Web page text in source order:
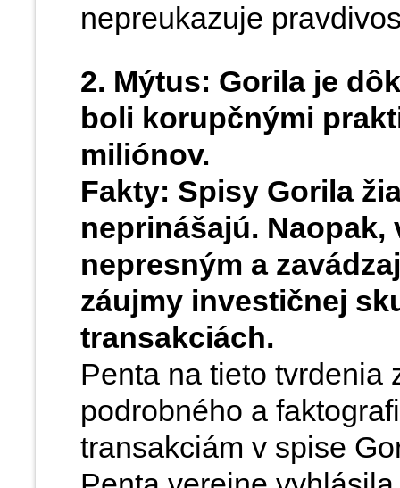
nepreukazuje
2. Mýtus: Gorila je
boli korupčnými
miliónov.
Fakty: Spisy Gorila
neprinášajú.
nepresným a
záujmy investičnej
transakciách.
Penta na tieto tvrdenia
podrobného a
transakciám v spise